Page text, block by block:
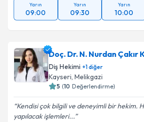
Yarın
09:00
Yarın
09:30
Yarın
10:00
Doç. Dr. N. Nurdan Çakır
Diş Hekimi +1diğer
Kayseri, Melikgazi
5 (10 Değerlendirme)
Kendisi çok bilgili ve deneyimli bir hekim.
yapılacak işlemleri...